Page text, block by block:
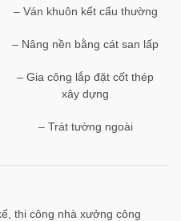
– Ván khuôn kết cấu thường
– Nâng nền bằng cát san lấp
– Gia công lắp đặt cốt thép
xây dựng
– Trát tường ngoài
thi công nhà xưởng công